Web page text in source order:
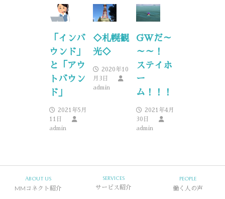
「インバ
ウンド」
と「アウ
トバウン
ド」
2021年5月
11日
admin
◇札幌観
光◇
2020年10
月3日
admin
GWだ～
～～！
ステイホ
ー
ム！！！
2021年4月
30日
admin
ABOUT US
MMコネクト紹介
SERVICES
サービス紹介
PEOPLE
働く人の声